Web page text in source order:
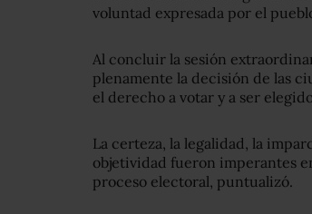
voluntad expresada por el
Al concluir la sesión
plenamente la decisión de las
el derecho a votar y a ser
La certeza, la legalidad, la
objetividad fueron imperantes
proceso electoral, puntualizó.